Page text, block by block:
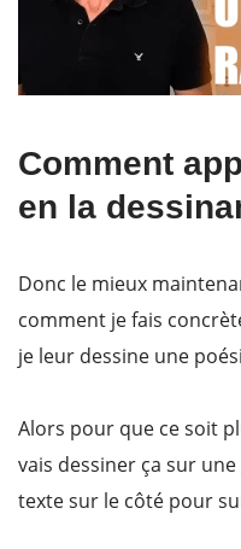
Comment
en la
Donc le mieux
comment je fais
je leur dessine une
Alors pour que ce soit
vais dessiner ça sur
texte sur le côté pour